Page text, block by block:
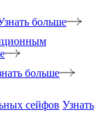
больше
больше
сейфов Узнать